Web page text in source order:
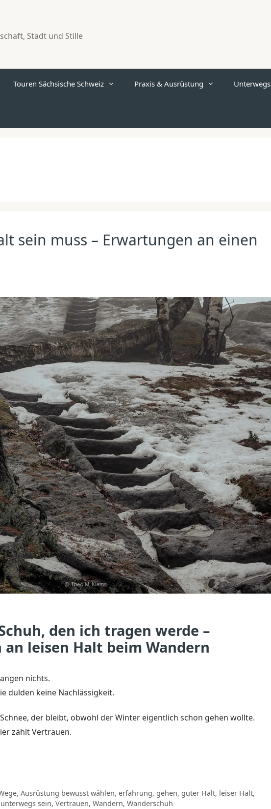
Stadt und Stille
Touren Sächsische Schweiz Praxis & Ausrüstung Unterwegs
sein muss – Erwartungen an einen
den ich tragen werde –
leisen Halt beim Wandern
nichts.
dulden keine Nachlässigkeit.
der bleibt, obwohl der Winter eigentlich schon gehen wollte.
zählt Vertrauen.
, Ausrüstung bewusst wählen, erfahrung, gehen, guter Halt, leiser Halt,
unterwegs sein, Vertrauen, Wandern, Wanderschuh